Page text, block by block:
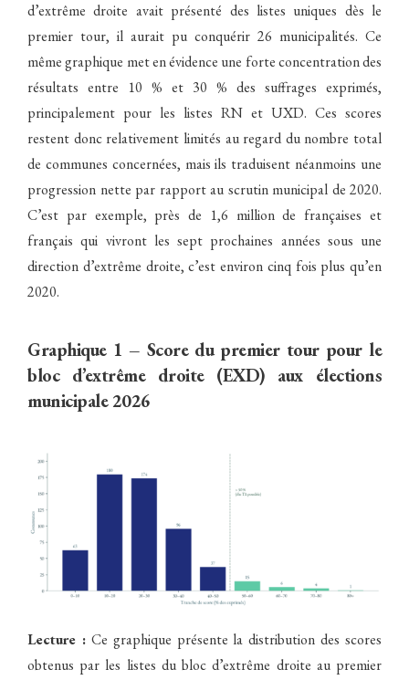
d’extrême droite avait présenté des listes uniques dès le
premier tour, il aurait pu conquérir 26 municipalités. Ce
même graphique met en évidence une forte concentration des
résultats entre 10 % et 30 % des suffrages exprimés,
principalement pour les listes RN et UXD. Ces scores
restent donc relativement limités au regard du nombre total
de communes concernées, mais ils traduisent néanmoins une
progression nette par rapport au scrutin municipal de 2020.
C’est par exemple, près de 1,6 million de françaises et
français qui vivront les sept prochaines années sous une
direction d’extrême droite, c’est environ cinq fois plus qu’en
2020.
Graphique 1 – Score du premier tour pour le
bloc d’extrême droite (EXD) aux élections
municipale 2026
Lecture :Ce graphique présente la distribution des scores
obtenus par les listes du bloc d’extrême droite au premier